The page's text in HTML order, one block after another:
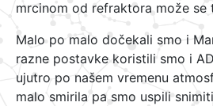
mrcinom od refraktora može se
Malo po malo dočekali smo i
razne postavke koristili smo i
ujutro po našem vremenu
malo smirila pa smo uspili